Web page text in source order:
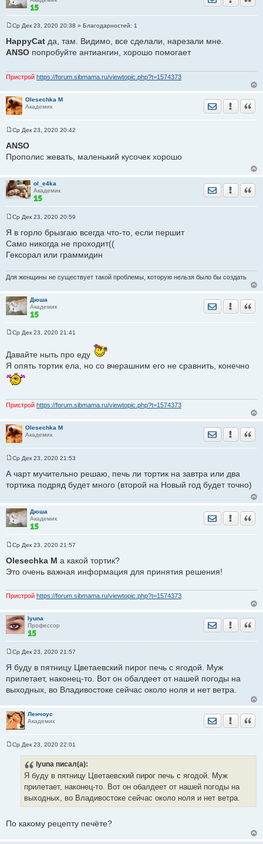
о
б
н
и
Ср Дек 23, 2020 20:38 » Благодарностей: 1
HappyCat да, там. Видимо, все сделали, нарезали мне.
ANSO попробуйте антиангин, хорошо помогает
Пристрой https://forum.sibmama.ru/viewtopic.php?t=1574373
Olesechka M
Академик
Отправить
о
о
б
н
и
е
Ср Дек 23, 2020 20:42
ANSO
Прополис жевать, маленький кусочек хорошо
ol_e4ka
Академик
Отправить
о
б
е
и
е
Ср Дек 23, 2020 20:59
Я в горло брызгаю всегда что-то, если першит
Само никогда не проходит((
Гексорал или граммидин
Для женщины не существует такой проблемы, которую нельзя было бы создать
Дюша
Академик
Отправить
б
щ
е
н
и
Ср Дек 23, 2020 21:41
Давайте ныть про еду
Я опять тортик ела, но со вчерашним его не сравнить, конечно
Пристрой https://forum.sibmama.ru/viewtopic.php?t=1574373
Olesechka M
Академик
Отправить
о
б
щ
и
е
Ср Дек 23, 2020 21:53
А чарт мучительно решаю, печь ли тортик на завтра или два
тортика подряд будет много (второй на Новый год будет точно)
Дюша
Академик
Отправить
о
о
б
н
и
Ср Дек 23, 2020 21:57
Olesechka M а какой тортик?
Это очень важная информация для принятия решения!
Пристрой https://forum.sibmama.ru/viewtopic.php?t=1574373
lyuna
Профессор
Отправить
о
о
б
е
и
е
Ср Дек 23, 2020 21:57
Я буду в пятницу Цветаевский пирог печь с ягодой. Муж
прилетает, наконец-то. Вот он обалдеет от нашей погоды на
выходных, во Владивостоке сейчас около ноля и нет ветра.
Ленчоус
Академик
Отправить
Ср Дек 23, 2020 22:01
lyuna писал(а):
Я буду в пятницу Цветаевский пирог печь с ягодой. Муж
прилетает, наконец-то. Вот он обалдеет от нашей погоды на
выходных, во Владивостоке сейчас около ноля и нет ветра.
По какому рецепту печёте?